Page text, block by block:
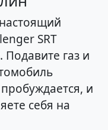
SRT
газ и
и
себя на